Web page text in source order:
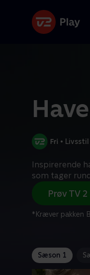
• Livsstil
Inspirerende
som tager
Prøv TV
*Kræver pakken
Sæson 1